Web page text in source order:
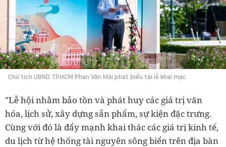
Chủ tịch UBND TP.HCM Phan Văn Mãi phát biểu tại lễ khai mạc
"Lễ hội nhằm bảo tồn và phát huy các giá trị văn
hóa, lịch sử, xây dựng sản phẩm, sự kiện đặc trưng.
Cùng với đó là đẩy mạnh khai thác các giá trị kinh tế,
du lịch từ hệ thống tài nguyên sông biển trên địa bàn